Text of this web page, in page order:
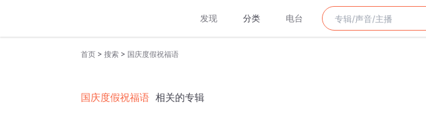
发现 分类 电台
首页 > 搜索 > 国庆度假祝福语
国庆度假祝福语 相关的专辑